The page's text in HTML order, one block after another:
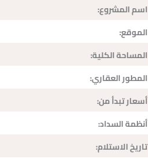
اسم المشروع:
الموقع:
المساحة الكلية:
المطور العقاري:
أسعار تبدأ من:
أنظمة السداد:
تاريخ الاستلام: